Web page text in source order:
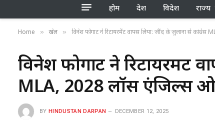
होम देश विदेश राज्य
Home » खेल » विनेश फोगाट ने रिटायरमेंट वापस लिया: जींद के जुलाना से
विनेश फोगाट ने रिटायरमेंट
MLA, 2028 लॉस एंजिल्स
BY HINDUSTAN DARPAN DECEMBER 12, 2025